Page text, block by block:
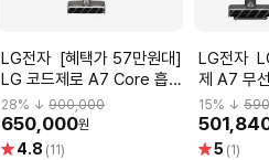
LG전자 [혜택가 57만원대]
LG 코드제로 A7 Core 흡입
전용 카밍베이지 A720WA
28% ↓900,000
650,000원
별 4.8 (11)
LG전자 LG 코드제로 오브
제 A7 무
15% ↓
별5 (1)